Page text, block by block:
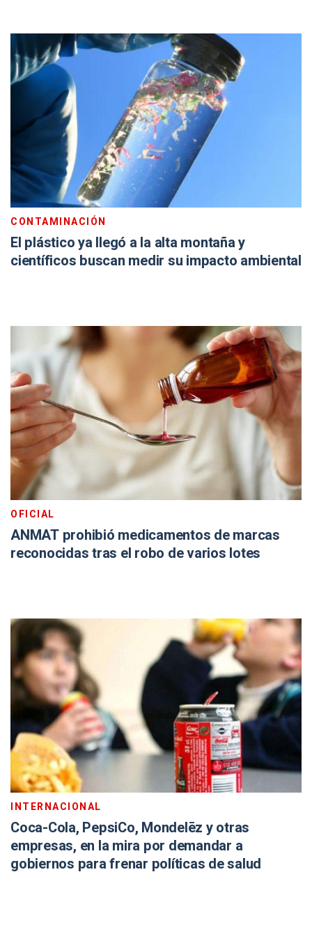
CONTAMINACIÓN
El plástico ya llegó a la alta montaña y
científicos buscan medir su impacto ambiental
OFICIAL
ANMAT prohibió medicamentos de marcas
reconocidas tras el robo de varios lotes
INTERNACIONAL
Coca-Cola, PepsiCo, Mondelēz y otras
empresas, en la mira por demandar a
gobiernos para frenar políticas de salud